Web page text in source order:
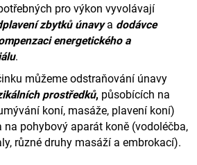
pro výkon vyvolávají
zbytků únavya dodávce
energetického a
.
můžeme odstraňování únavy
prostředků, působících na
koní, masáže, plavení koní)
na pohybový aparát koně (vodoléčba,
různé druhy masáží a embrokací).